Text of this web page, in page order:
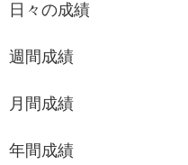
日々の成績
週間成績
月間成績
年間成績